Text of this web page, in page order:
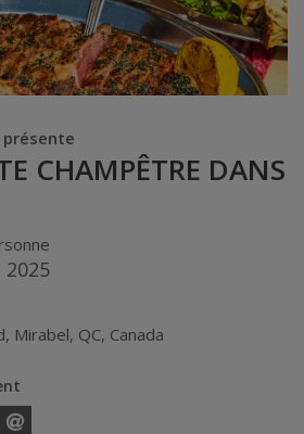
présente
CHAMPÊTRE DANS
, Mirabel, QC, Canada